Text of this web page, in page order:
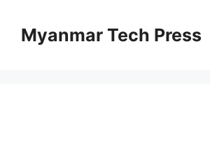
contentMyanmar Tech Press